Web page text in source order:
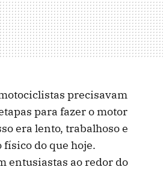
precisavam
para fazer o motor
era lento, trabalhoso e
do que hoje.
entusiastas ao redor do